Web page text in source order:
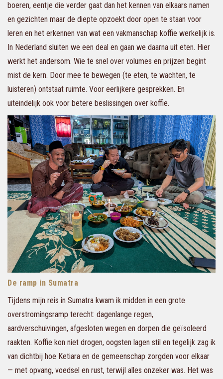
boeren, eentje die verder gaat dan het kennen van elkaars namen
en gezichten maar de diepte opzoekt door open te staan voor
leren en het erkennen van wat een vakmanschap koffie werkelijk is.
In Nederland sluiten we een deal en gaan we daarna uit eten. Hier
werkt het andersom. Wie te snel over volumes en prijzen begint
mist de kern. Door mee te bewegen (te eten, te wachten, te
luisteren) ontstaat ruimte. Voor eerlijkere gesprekken. En
uiteindelijk ook voor betere beslissingen over koffie.
De ramp in Sumatra
Tijdens mijn reis in Sumatra kwam ik midden in een grote
overstromingsramp terecht: dagenlange regen,
aardverschuivingen, afgesloten wegen en dorpen die geïsoleerd
raakten. Koffie kon niet drogen, oogsten lagen stil en tegelijk zag ik
van dichtbij hoe Ketiara en de gemeenschap zorgden voor elkaar
— met opvang, voedsel en rust, terwijl alles onzeker was. Het was